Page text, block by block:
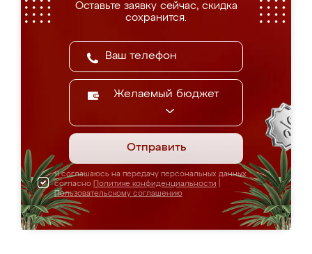
Оставьте заявку сейчас, скидка
сохранится.
Желаемый бюджет
Отправить
Я соглашаюсь на передачу персональных данных
согласно Политике конфиденциальности
Пользовательскому соглашению